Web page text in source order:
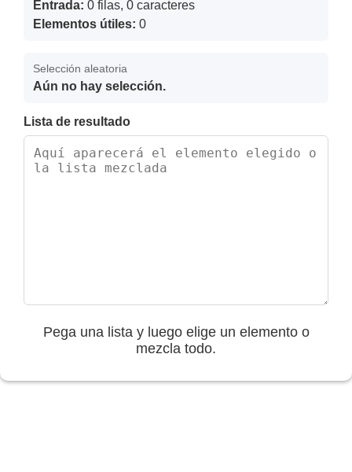
Entrada: 0 filas, 0 caracteres
Elementos útiles: 0
Selección aleatoria
Aún no hay selección.
Lista de resultado
Pega una lista y luego elige un elemento o
mezcla todo.